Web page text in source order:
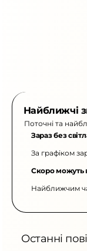
Найближчі
Поточні та
Зараз без
За графіком
Скоро можуть
Найближчим
Останні